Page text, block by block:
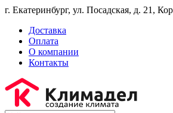
г. Екатеринбург, ул. Посадская, д. 21,
Доставка
Оплата
О компании
Контакты